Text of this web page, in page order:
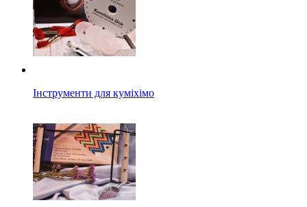
Інструменти для куміхімо